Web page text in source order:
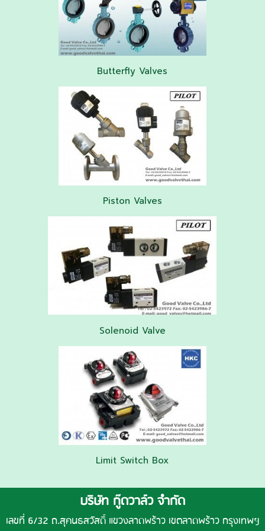
Butterfly Valves
Piston Valves
Solenoid Valve
Limit Switch Box
บริษัท กู๊ดวาล์ว จำกัด
เลขที่ 6/32 ถ.สุคนธสวัสดิ์ แขวงลาดพร้าว เขตลาดพร้าว กรุงเทพฯ